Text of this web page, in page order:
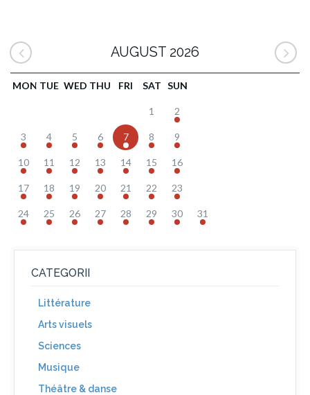
AUGUST 2026
MON TUE WED THU FRI SAT SUN
1 2
3 4 5 6 7 8 9
10 11 12 13 14 15 16
17 18 19 20 21 22 23
24 25 26 27 28 29 30 31
CATEGORII
Littérature
Arts visuels
Sciences
Musique
Théâtre & danse